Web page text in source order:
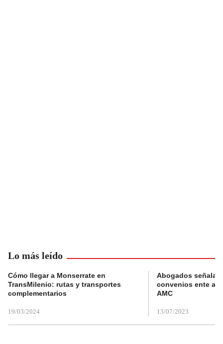
Lo más leído
Cómo llegar a Monserrate en
TransMilenio: rutas y transportes
complementarios
19/03/2024
Abogados
convenios ente
AMC
13/07/2023